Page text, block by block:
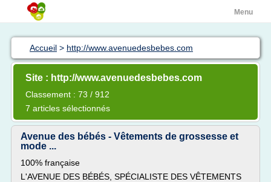
Menu
Accueil > http://www.avenuedesbebes.com
Site : http://www.avenuedesbebes.com
Classement : 73 / 912
7 articles sélectionnés
Avenue des bébés - Vêtements de grossesse et
mode ...
100% française
L'AVENUE DES BÉBÉS, SPÉCIALISTE DES VÊTEMENTS